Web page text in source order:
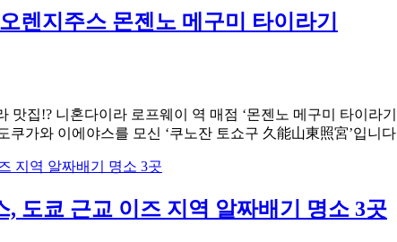
렌지주스 몬젠노 메구미 타이라기
맛집!? 니혼다이라 로프웨이 역 매점 ‘몬젠노 메구미 타이
쿠가와 이에야스를 모신 ‘쿠노잔 토쇼구 久能山東照宮’입니
도쿄 근교 이즈 지역 알짜배기 명소 3곳